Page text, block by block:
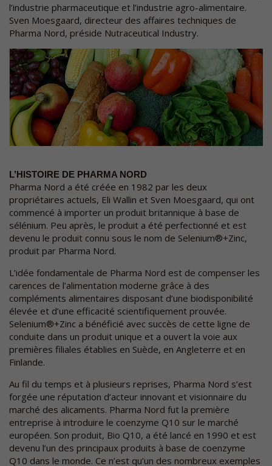
l’industrie pharmaceutique et l’industrie agro-alimentaire.
Sven Moesgaard, directeur des affaires techniques de
Pharma Nord, préside Nutraceutical Industry.
L’HISTOIRE DE PHARMA NORD
Pharma Nord a été créée en 1982 par les deux
propriétaires actuels, Eli Wallin et Sven Moesgaard, qui ont
commencé à importer un produit britannique à base de
sélénium. Peu après, le produit a été perfectionné et est
devenu le produit connu sous le nom de Selenium®+Zinc,
produit par Pharma Nord.
L’idée fondamentale de Pharma Nord est de compenser les
carences de l’alimentation moderne grâce à des
compléments alimentaires disposant d’une biodisponibilité
élevée et d’une efficacité scientifiquement prouvée.
Selenium®+Zinc a bénéficié avec succès de cette ligne de
conduite dans un produit unique et a ouvert la voie aux
premières filiales établies en Suède, en Angleterre et en
Finlande.
Au fil du temps et à plusieurs reprises, Pharma Nord s’est
forgée une réputation d’acteur innovant et visionnaire du
marché des alicaments. Pharma Nord fut la première
entreprise à introduire le coenzyme Q10 sur le marché
européen. Son produit, Bio Q10, a été lancé en 1990 et est
devenu l’un des principaux produits à base de coenzyme
Q10 dans le monde. Ce n’est qu’un des nombreux exemples